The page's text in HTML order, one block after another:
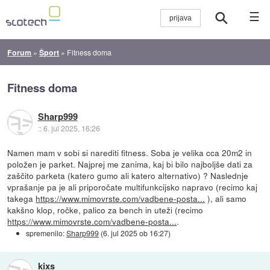
☰
Forum »Šport » Fitness doma
Fitness doma
Sharp999
::6. jul 2025, 16:26
Namen mam v sobi si narediti fitness. Soba je velika cca 20m2 in
položen je parket. Najprej me zanima, kaj bi bilo najboljše dati za
zaščito parketa (katero gumo ali katero alternativo) ? Naslednje
vprašanje pa je ali priporočate multifunkcijsko napravo (recimo kaj
takega https://www.mimovrste.com/vadbene-posta... ), ali samo
kakšno klop, ročke, palico za bench in uteži (recimo
https://www.mimovrste.com/vadbene-posta....
spremenilo:Sharp999 (6. jul 2025 ob 16:27)
kixs